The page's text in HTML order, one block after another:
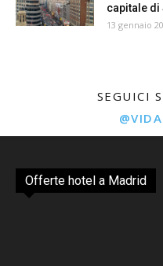
capitale di
13 gennaio
SEGUICI
Offerte hotel a Madrid